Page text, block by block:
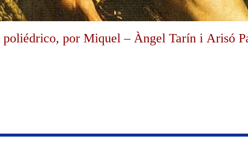
poliédrico, por Miquel – Àngel Tarín i Arisó